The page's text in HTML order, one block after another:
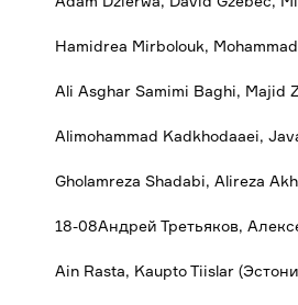
Hamidrea Mirbolouk,
Ali Asghar Samimi Baghi, Majid
Alimohammad Kadkhodaaei,
Gholamreza Shadabi, Alireza
18-08Андрей Третьяков,
Ain Rasta, Kaupto Tiislar